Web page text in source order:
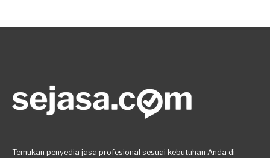
Temukan penyedia jasa profesional sesuai kebutuhan Anda di